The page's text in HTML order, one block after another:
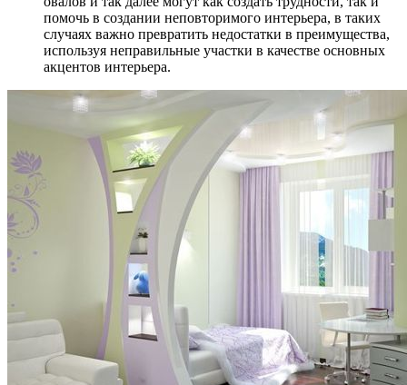
помочь в создании неповторимого интерьера, в таких
случаях важно превратить недостатки в преимущества,
используя неправильные участки в качестве основных
акцентов интерьера.